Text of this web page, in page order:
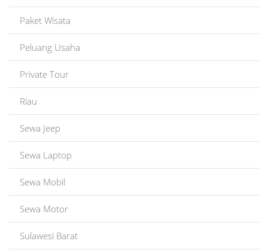
Paket Wisata
Peluang Usaha
Private Tour
Riau
Sewa Jeep
Sewa Laptop
Sewa Mobil
Sewa Motor
Sulawesi Barat